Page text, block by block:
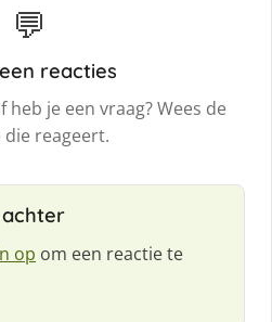
💬
reacties
je een vraag? Wees de
die reageert.
op om een reactie te